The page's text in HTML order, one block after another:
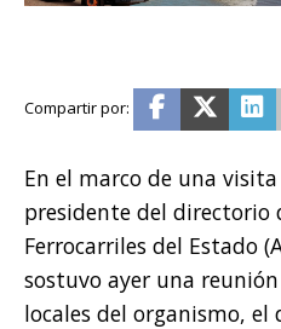
En el marco de una
presidente del directorio
Ferrocarriles del Estado
sostuvo ayer una
locales del organismo, el